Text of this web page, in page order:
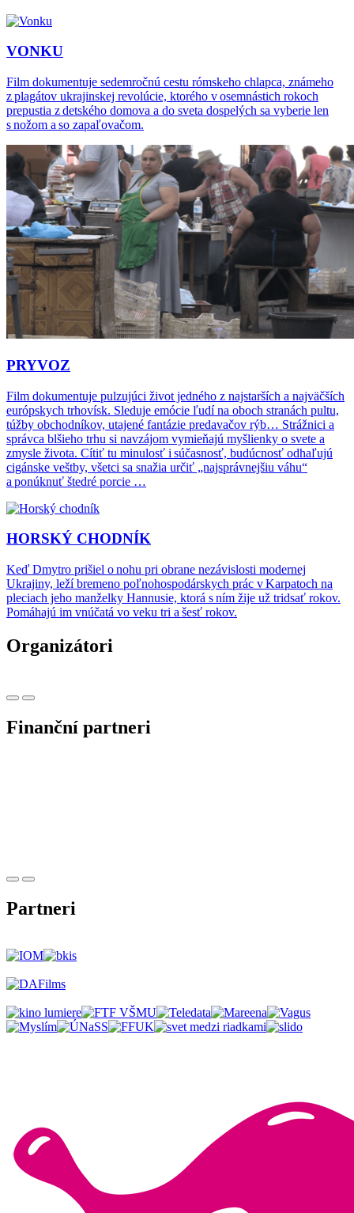
VONKU
Film dokumentuje sedemročnú cestu rómskeho chlapca, známeho
z plagátov ukrajinskej revolúcie, ktorého v osemnástich rokoch
prepustia z detského domova a do sveta dospelých sa vyberie len
s nožom a so zapaľovačom.
PRYVOZ
Film dokumentuje pulzujúci život jedného z najstarších a najväčších
európskych trhovísk. Sleduje emócie ľudí na oboch stranách pultu,
túžby obchodníkov, utajené fantázie predavačov rýb… Strážnici a
správca blšieho trhu si navzájom vymieňajú myšlienky o svete a
zmysle života. Cítiť tu minulosť i súčasnosť, budúcnosť odhaľujú
cigánske veštby, všetci sa snažia určiť „najsprávnejšiu váhu“
a ponúknuť štedré porcie …
HORSKÝ CHODNÍK
Keď Dmytro prišiel o nohu pri obrane nezávislosti modernej
Ukrajiny, leží bremeno poľnohospodárskych prác v Karpatoch na
pleciach jeho manželky Hannusie, ktorá s ním žije už tridsať rokov.
Pomáhajú im vnúčatá vo veku tri a šesť rokov.
Organizátori
Finanční partneri
Partneri